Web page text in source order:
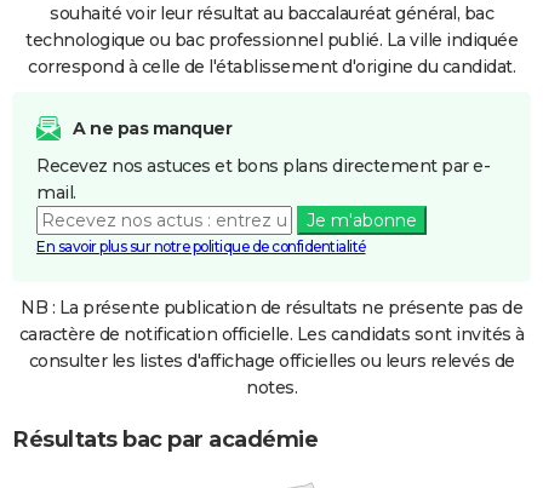
souhaité voir leur résultat au baccalauréat général, bac
technologique ou bac professionnel publié. La ville indiquée
correspond à celle de l'établissement d'origine du candidat.
A ne pas manquer
Recevez nos astuces et bons plans directement par e-
mail.
Je m'abonne
En savoir plus sur notre politique de confidentialité
NB : La présente publication de résultats ne présente pas de
caractère de notification officielle. Les candidats sont invités à
consulter les listes d'affichage officielles ou leurs relevés de
notes.
Résultats bac par académie